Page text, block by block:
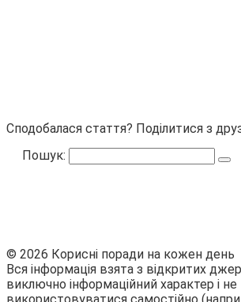
Сподобалася стаття? Поділитися з
Пошук:
© 2026 Корисні поради на кожен день
Вся інформація взята з відкритих
виключно інформаційний характер і